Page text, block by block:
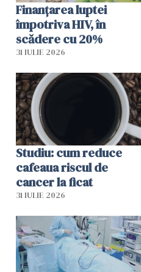
Finanțarea luptei
împotriva HIV, în
scădere cu 20%
31 IULIE 2026
Studiu: cum reduce
cafeaua riscul de
cancer la ficat
31 IULIE 2026